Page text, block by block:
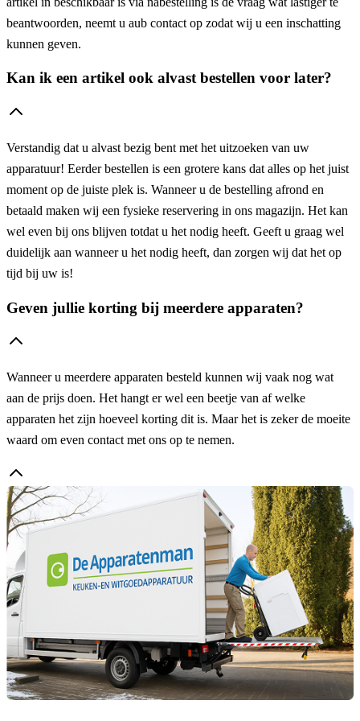
beantwoorden, neemt u aub contact op zodat wij u een inschatting
kunnen geven.
Kan ik een artikel ook alvast bestellen voor later?
Verstandig dat u alvast bezig bent met het uitzoeken van uw
apparatuur! Eerder bestellen is een grotere kans dat alles op het juist
moment op de juiste plek is. Wanneer u de bestelling afrond en
betaald maken wij een fysieke reservering in ons magazijn. Het kan
wel even bij ons blijven totdat u het nodig heeft. Geeft u graag wel
duidelijk aan wanneer u het nodig heeft, dan zorgen wij dat het op
tijd bij uw is!
Geven jullie korting bij meerdere apparaten?
Wanneer u meerdere apparaten besteld kunnen wij vaak nog wat
aan de prijs doen. Het hangt er wel een beetje van af welke
apparaten het zijn hoeveel korting dit is. Maar het is zeker de moeite
waard om even contact met ons op te nemen.